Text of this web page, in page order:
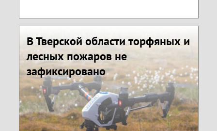
В Тверской области торфяных и
лесных пожаров не
зафиксировано